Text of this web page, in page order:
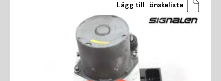
Lägg till i önskelista